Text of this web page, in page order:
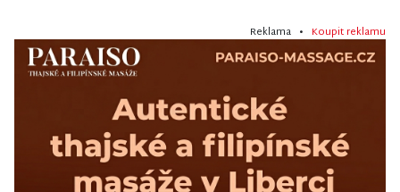
Reklama • Koupit reklamu